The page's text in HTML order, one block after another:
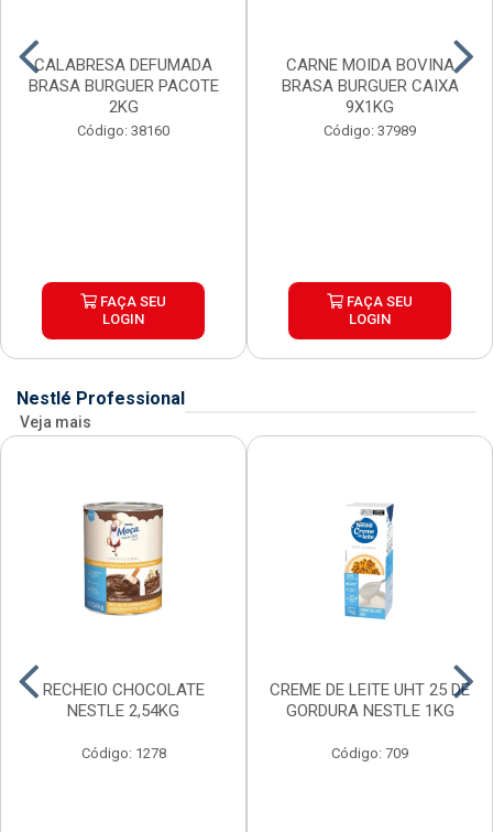
CALABRESA DEFUMADA
BRASA BURGUER PACOTE
2KG
Código: 38160
FAÇA SEU
LOGIN
CARNE MOIDA BOVINA
BRASA BURGUER CAIXA
9X1KG
Código: 37989
FAÇA SEU
LOGIN
Nestlé Professional
Veja mais
RECHEIO CHOCOLATE
NESTLE 2,54KG
Código: 1278
CREME DE LEITE UHT 25 DE
GORDURA NESTLE 1KG
Código: 709